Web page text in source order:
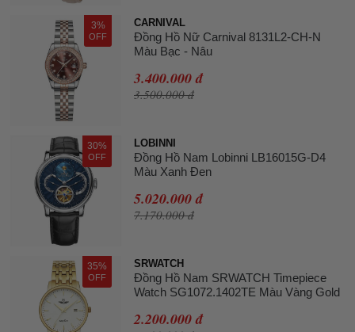
3%
OFF
CARNIVAL
Đồng Hồ Nữ Carnival 8131L2-CH-N
Màu Bạc - Nâu
3.400.000 đ
3.500.000 đ
30%
OFF
LOBINNI
Đồng Hồ Nam Lobinni LB16015G-D4
Màu Xanh Đen
5.020.000 đ
7.170.000 đ
35%
OFF
SRWATCH
Đồng Hồ Nam SRWATCH Timepiece
Watch SG1072.1402TE Màu Vàng Gold
2.200.000 đ